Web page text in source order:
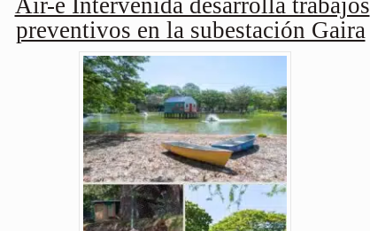
Air-e Intervenida desarrolla trabajos
preventivos en la subestación Gaira